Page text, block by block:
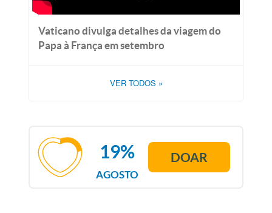
Vaticano divulga detalhes da viagem do
Papa à França em setembro
VER TODOS »
AGOSTO
19% DOAR